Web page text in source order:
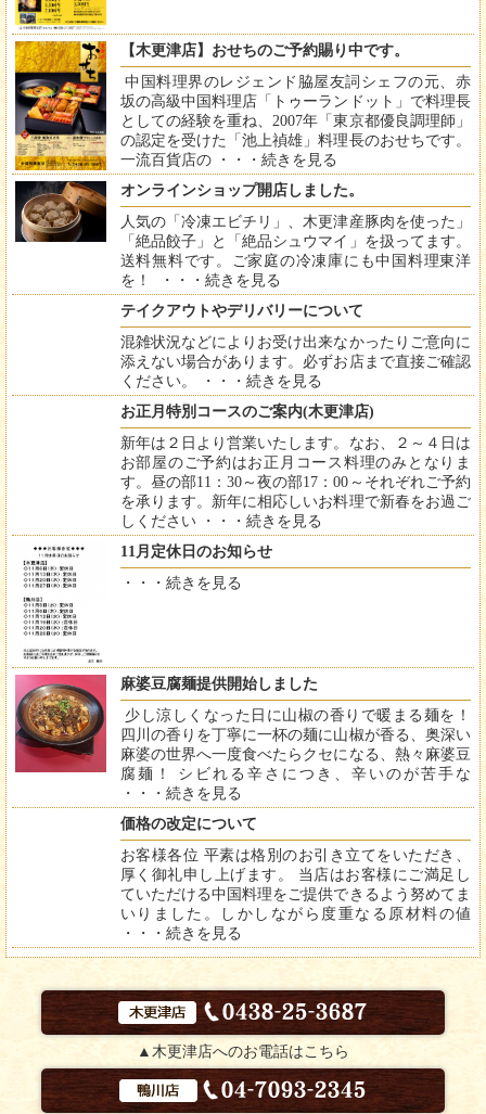
【木更津店】おせちのご予約賜り中です。
中国料理界のレジェンド脇屋友詞シェフの元、赤
坂の高級中国料理店「トゥーランドット」で料理長
としての経験を重ね、2007年「東京都優良調理師」
の認定を受けた「池上禎雄」料理長のおせちです。
一流百貨店の ・・・ 続きを見る
オンラインショップ開店しました。
人気の「冷凍エビチリ」、木更津産豚肉を使った」
「絶品餃子」と「絶品シュウマイ」を扱ってます。
送料無料です。ご家庭の冷凍庫にも中国料理東洋
を！ ・・・ 続きを見る
テイクアウトやデリバリーについて
混雑状況などによりお受け出来なかったりご意向に
添えない場合があります。必ずお店まで直接ご確認
ください。 ・・・ 続きを見る
お正月特別コースのご案内(木更津店)
新年は２日より営業いたします。なお、２～４日は
お部屋のご予約はお正月コース料理のみとなりま
す。昼の部11：30～夜の部17：00～それぞれご予約
を承ります。新年に相応しいお料理で新春をお過ご
しください ・・・ 続きを見る
11月定休日のお知らせ
・・・ 続きを見る
麻婆豆腐麺提供開始しました
少し涼しくなった日に山椒の香りで暖まる麺を！
四川の香りを丁寧に一杯の麺に山椒が香る、奥深い
麻婆の世界へ一度食べたらクセになる、熱々麻婆豆
腐麺！ シビれる辛さにつき、辛いのが苦手な
・・・ 続きを見る
価格の改定について
お客様各位 平素は格別のお引き立てをいただき、
厚く御礼申し上げます。 当店はお客様にご満足し
ていただける中国料理をご提供できるよう努めてま
いりました。しかしながら度重なる原材料の値
・・・ 続きを見る
▲木更津店へのお電話はこちら